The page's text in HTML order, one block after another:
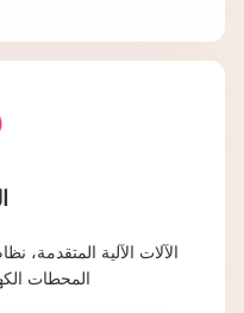
الآلات الآلية المتقدمة،
المحطات